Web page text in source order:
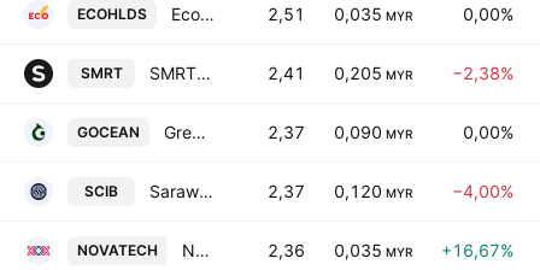
ECOHLDS Ecobuilt Holdings Bhd. 2,51 0,035 MYR 0,00%
SMRT SMRT Holdings Berhad 2,41 0,205 MYR −2,38%
GOCEAN Green Ocean Corp. Bhd. 2,37 0,090 MYR 0,00%
SCIB Sarawak Consolidated Industries Bhd. 2,37 0,120 MYR −4,00%
NOVATECH NOVA Technology services berhad 2,36 0,035 MYR +16,67%